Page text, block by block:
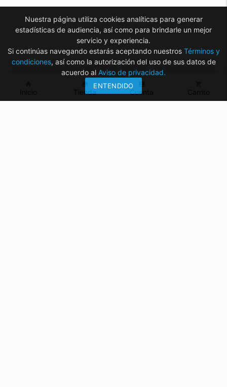
Tienda Cuenta
Nuestra página utiliza cookies analíticas para generar
estadísticas de audiencia, así como para brindarle un mejor
servicio y experiencia.
Si continúas navegando estarás aceptando nuestros Términos y
condiciones, así como la autorización del uso de sus datos de
acuerdo al Aviso de privacidad.
ENTENDIDO